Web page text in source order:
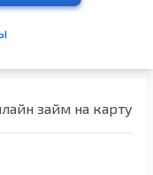
займ на карту